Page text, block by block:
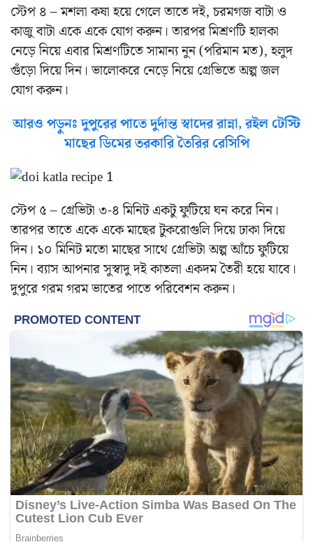
স্টেপ ৪ – মশলা কষা হয়ে গেলে তাতে দই, চরমগজ বাটা ও
কাজু বাটা একে একে যোগ করুন। তারপর মিশ্রণটি হালকা
নেড়ে নিয়ে এবার মিশ্রণটিতে সামান্য নুন (পরিমান মত), হলুদ
গুঁড়ো দিয়ে দিন। ভালোকরে নেড়ে নিয়ে গ্রেভিতে অল্প জল
যোগ করুন।
আরও পড়ুনঃ দুপুরের পাতে দুর্দান্ত স্বাদের রান্না, রইল টেস্টি
মাছের ডিমের তরকারি তৈরির রেসিপি
স্টেপ ৫ – গ্রেভিটা ৩-৪ মিনিট একটু ফুটিয়ে ঘন করে নিন।
তারপর তাতে একে একে মাছের টুকরোগুলি দিয়ে ঢাকা দিয়ে
দিন। ১০ মিনিট মতো মাছের সাথে গ্রেভিটা অল্প আঁচে ফুটিয়ে
নিন। ব্যাস আপনার সুস্বাদু দই কাতলা একদম তৈরী হয়ে যাবে।
দুপুরে গরম গরম ভাতের পাতে পরিবেশন করুন।